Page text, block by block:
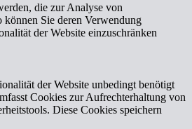
die zur Analyse von
können Sie deren Verwendung
der Website einzuschränken
der Website unbedingt benötigt
Cookies zur Aufrechterhaltung von
Diese Cookies speichern